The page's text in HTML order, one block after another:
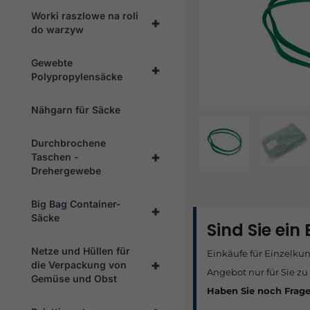
+
Worki raszlowe na roli
do warzyw
+
Gewebte
Polypropylensäcke
Nähgarn für Säcke
+
Durchbrochene
Taschen -
Drehergewebe
+
Big Bag Container-
Säcke
+
Netze und Hüllen für
die Verpackung von
Gemüse und Obst
Sind Sie ein
Einkäufe für
Angebot nur für Sie
Haben Sie noch